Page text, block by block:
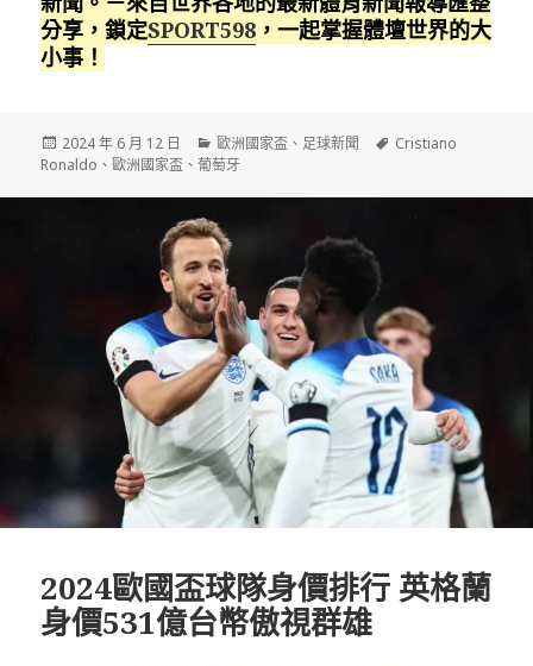
分享，鎖定SPORT598 ，一起掌握體壇世界的大
小事！
發
佈
2024 年 6 月 12 日
分
類
歐洲國家盃 、 足球新聞
標
Cristiano
Ronaldo 、歐洲國家盃 、葡萄牙
2024歐國盃球隊身價排行 英格蘭
身價531億台幣傲視群雄